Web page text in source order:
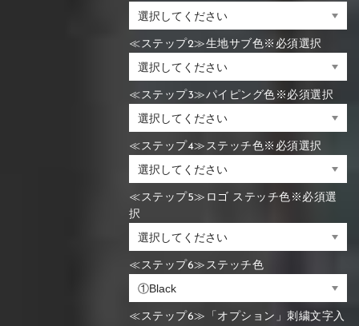
≪ステップ2≫生地サブ色※必須選択
≪ステップ3≫パイピング色※必須選択
≪ステップ4≫ステッチ色※必須選択
≪ステップ5≫ロゴ ステッチ色※必須選
択
≪ステップ6≫ステッチ色
≪ステップ6≫「オプション」刺繍文字入